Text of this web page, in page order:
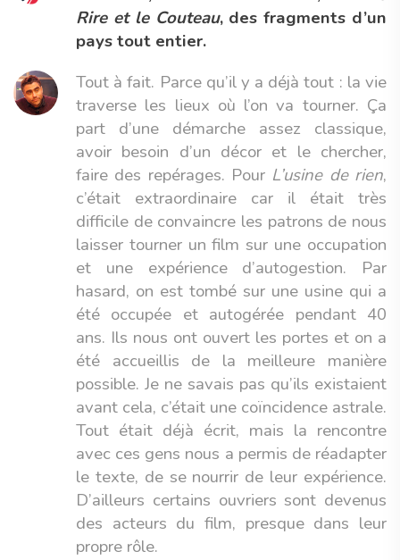
Rire et le Couteau, des fragments d’un
pays tout entier.
Tout à fait. Parce qu’il y a déjà tout : la vie
traverse les lieux où l’on va tourner. Ça
part d’une démarche assez classique,
avoir besoin d’un décor et le chercher,
faire des repérages. Pour L’usine de rien,
c’était extraordinaire car il était très
difficile de convaincre les patrons de nous
laisser tourner un film sur une occupation
et une expérience d’autogestion. Par
hasard, on est tombé sur une usine qui a
été occupée et autogérée pendant 40
ans. Ils nous ont ouvert les portes et on a
été accueillis de la meilleure manière
possible. Je ne savais pas qu’ils existaient
avant cela, c’était une coïncidence astrale.
Tout était déjà écrit, mais la rencontre
avec ces gens nous a permis de réadapter
le texte, de se nourrir de leur expérience.
D’ailleurs certains ouvriers sont devenus
des acteurs du film, presque dans leur
propre rôle.